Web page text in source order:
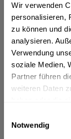
Wir verwenden
personalisieren,
zu können und
analysieren.
Verwendung
soziale Medien,
Partner führen
weiteren Daten
Notwendig
+3,10 € Pfand
In den
Artikel-Nr.:
Verfügbar in:
Beschreibung